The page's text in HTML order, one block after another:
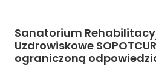
Sanatorium
Uzdrowiskowe
ograniczoną